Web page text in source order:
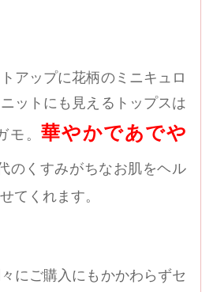
アップに花柄のミニキュロ
ットにも見えるトップスは
モ。華やかであでや
のくすみがちなお肌をヘル
てくれます。
にご購入にもかかわらずセ